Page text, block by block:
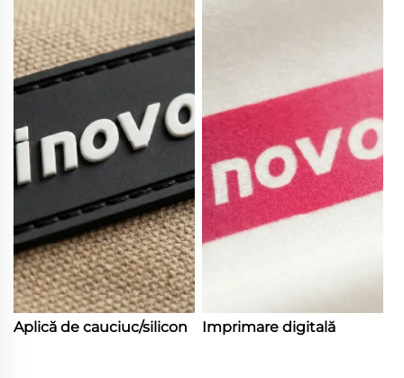
Aplică de cauciuc/silicon Imprimare digitală